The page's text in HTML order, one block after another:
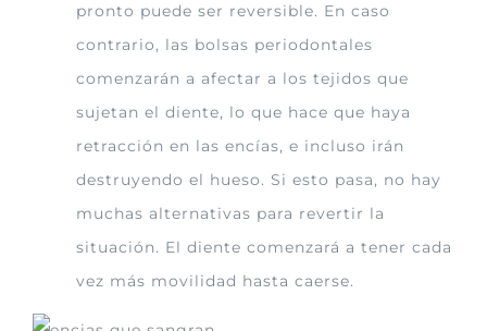
pronto puede ser reversible. En caso
contrario, las bolsas periodontales
comenzarán a afectar a los tejidos que
sujetan el diente, lo que hace que haya
retracción en las encías, e incluso irán
destruyendo el hueso. Si esto pasa, no hay
muchas alternativas para revertir la
situación. El diente comenzará a tener cada
vez más movilidad hasta caerse.